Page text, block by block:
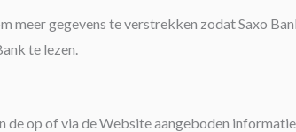
meer gegevens te verstrekken zodat Saxo
te lezen.
op of via de Website aangeboden